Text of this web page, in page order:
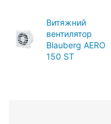
Витяжний
вентилятор
Blauberg AERO
150 ST